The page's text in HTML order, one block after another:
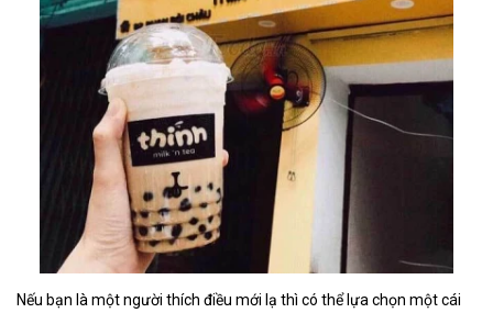
Nếu bạn là một người thích điều mới lạ thì có thể lựa chọn một cái